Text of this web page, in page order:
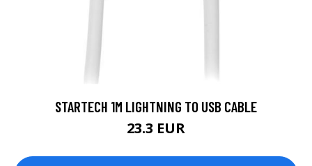
STARTECH 1M LIGHTNING TO USB CABLE
23.3 EUR